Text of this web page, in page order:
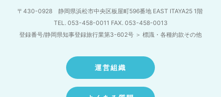
〒430-0928 静岡県浜松市中央区板屋町596番地 EAST ITAYA25 1階
TEL. 053-458-0011 FAX. 053-458-0013
登録番号/静岡県知事登録旅行業第3-602号 ＞ 標識・各種約款その他
運営組織